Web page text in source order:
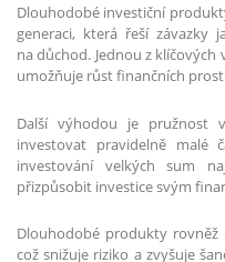
Dlouhodobé investiční
generaci, která řeší závazky
na důchod. Jednou z
umožňuje růst finančních
Další výhodou je pružnost
investovat pravidelně malé
investování velkých sum
přizpůsobit investice svým
Dlouhodobé produkty
což snižuje riziko a zvyšuje